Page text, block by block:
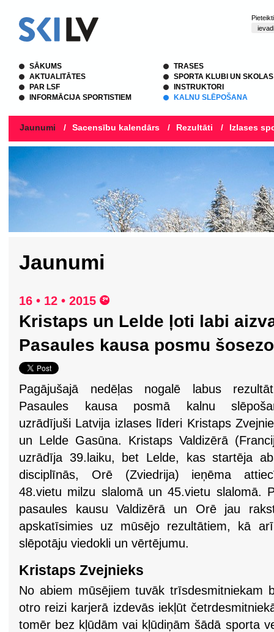
SĀKUMS
AKTUALITĀTES
PAR LSF
INFORMĀCIJA SPORTISTIEM
TRASES
SPORTA KLUBI UN SKOLAS
INSTRUKTORI
KALNU SLĒPOŠANA
Jaunumi / Sacensību kalendārs / Rezultāti / Izlases
Jaunumi
16 • 12 • 2015
Kristaps un Lelde ļoti labi
Pasaules kausa posmu
Pagājušajā nedēļas nogalē labus
Pasaules kausa posmā kalnu
uzrādījuši Latvija izlases līderi Kristaps
un Lelde Gasūna. Kristaps Valdizērā
uzrādīja 39.laiku, bet Lelde, kas startēja
disciplīnās, Orē (Zviedrija) ieņēma
48.vietu milzu slalomā un 45.vietu slalomā.
pasaules kausu Valdizērā un Orē jau
apskatīsimies uz mūsējo rezultātiem, kā
slēpotāju viedokli un vērtējumu.
Kristaps Zvejnieks
No abiem mūsējiem tuvāk trīsdesmitniekam
otro reizi karjerā izdevās iekļūt
tomēr bez kļūdām vai kļūdiņām šādā sporta